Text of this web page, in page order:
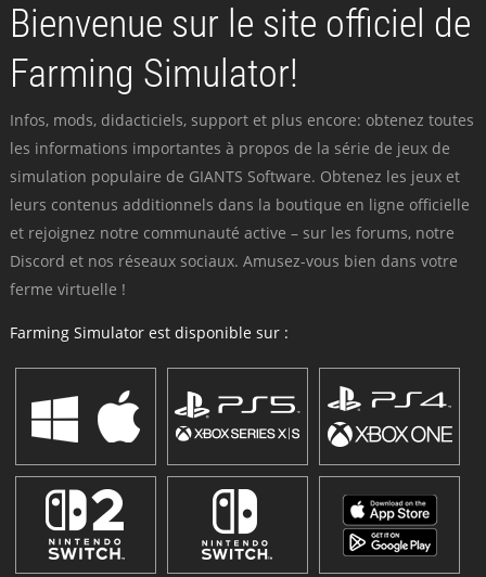
Bienvenue sur le site officiel de
Farming Simulator!
Infos, mods, didacticiels, support et plus encore: obtenez toutes
les informations importantes à propos de la série de jeux de
simulation populaire de GIANTS Software. Obtenez les jeux et
leurs contenus additionnels dans la boutique en ligne officielle
et rejoignez notre communauté active – sur les forums, notre
Discord et nos réseaux sociaux. Amusez-vous bien dans votre
ferme virtuelle !
Farming Simulator est disponible sur :